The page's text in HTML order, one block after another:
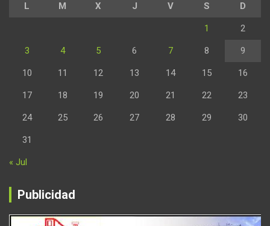
L M X J V S D
1 2
3 4 5 6 7 8 9
10 11 12 13 14 15 16
17 18 19 20 21 22 23
24 25 26 27 28 29 30
31
« Jul
Publicidad